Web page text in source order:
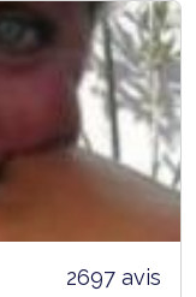
2697 avis